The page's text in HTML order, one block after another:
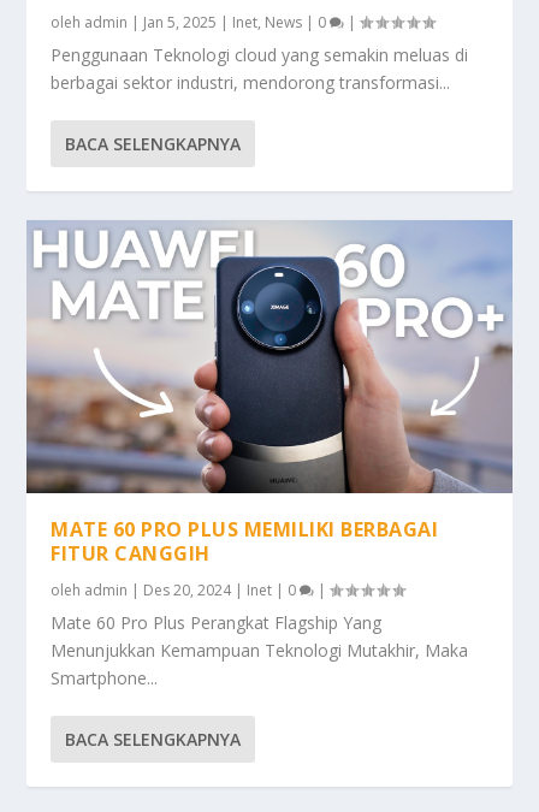
oleh admin | Jan 5, 2025 | Inet, News | 0 |
Penggunaan Teknologi cloud yang semakin meluas di
berbagai sektor industri, mendorong transformasi...
BACA SELENGKAPNYA
MATE 60 PRO PLUS MEMILIKI BERBAGAI
FITUR CANGGIH
oleh admin | Des 20, 2024| Inet | 0 |
Mate 60 Pro Plus Perangkat Flagship Yang
Menunjukkan Kemampuan Teknologi Mutakhir, Maka
Smartphone...
BACA SELENGKAPNYA